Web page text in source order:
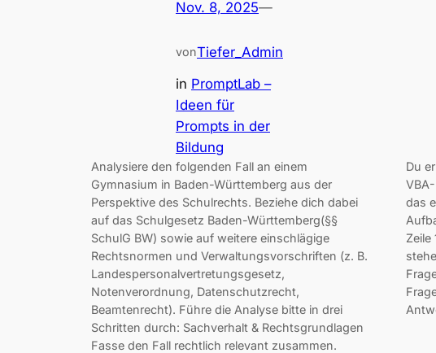
Nov. 8, 2025—
vonTiefer_Admin
in PromptLab –
Ideen für
Prompts in der
Bildung
Analysiere den folgenden Fall an einem
Gymnasium in Baden-Württemberg aus der
Perspektive des Schulrechts. Beziehe dich dabei
auf das Schulgesetz Baden-Württemberg(§§
SchulG BW) sowie auf weitere einschlägige
Rechtsnormen und Verwaltungsvorschriften (z. B.
Landespersonalvertretungsgesetz,
Notenverordnung, Datenschutzrecht,
Beamtenrecht). Führe die Analyse bitte in drei
Schritten durch: Sachverhalt & Rechtsgrundlagen
Fasse den Fall rechtlich relevant zusammen.
Du
das
Zeile